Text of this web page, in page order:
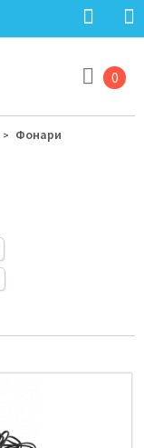
0
> Фонари